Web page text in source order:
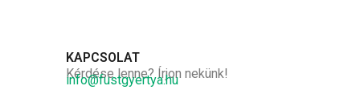
KAPCSOLAT
Kérdése lenne? Írjon nekünk!
info@fustgyertya.hu